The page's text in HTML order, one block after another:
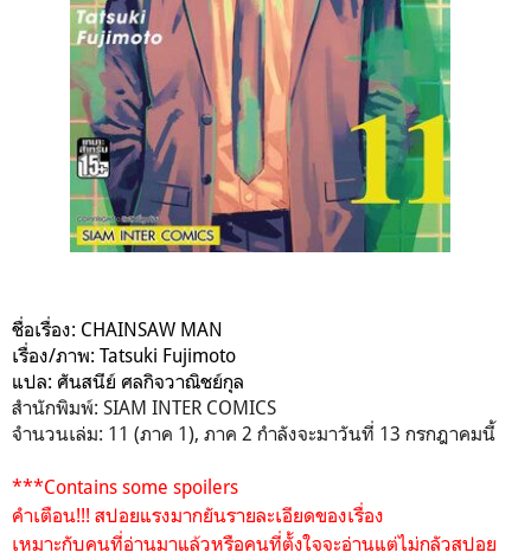
ชื่อเรื่อง: CHAINSAW MAN
เรื่อง/ภาพ: Tatsuki Fujimoto
แปล: ศันสนีย์ ศลกิจวาณิชย์กุล
สำนักพิมพ์: SIAM INTER COMICS
จำนวนเล่ม: 11 (ภาค 1), ภาค 2 กำลังจะมาวันที่ 13 กรกฎาคมนี้
***Contains some spoilers
คำเตือน!!! สปอยแรงมากยันรายละเอียดของเรื่อง
เหมาะกับคนที่อ่านมาแล้วหรือคนที่ตั้งใจจะอ่านแต่ไม่กลัวสปอย